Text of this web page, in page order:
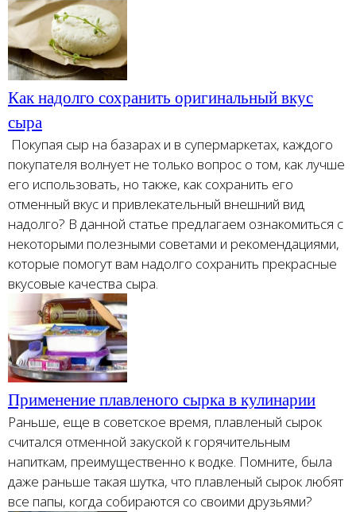
Как надолго сохранить оригинальный вкус
сыра
Покупая сыр на базарах и в супермаркетах, каждого
покупателя волнует не только вопрос о том, как лучше
его использовать, но также, как сохранить его
отменный вкус и привлекательный внешний вид
надолго? В данной статье предлагаем ознакомиться с
некоторыми полезными советами и рекомендациями,
которые помогут вам надолго сохранить прекрасные
вкусовые качества сыра.
Применение плавленого сырка в кулинарии
Раньше, еще в советское время, плавленый сырок
считался отменной закуской к горячительным
напиткам, преимущественно к водке. Помните, была
даже раньше такая шутка, что плавленый сырок любят
все папы, когда собираются со своими друзьями?